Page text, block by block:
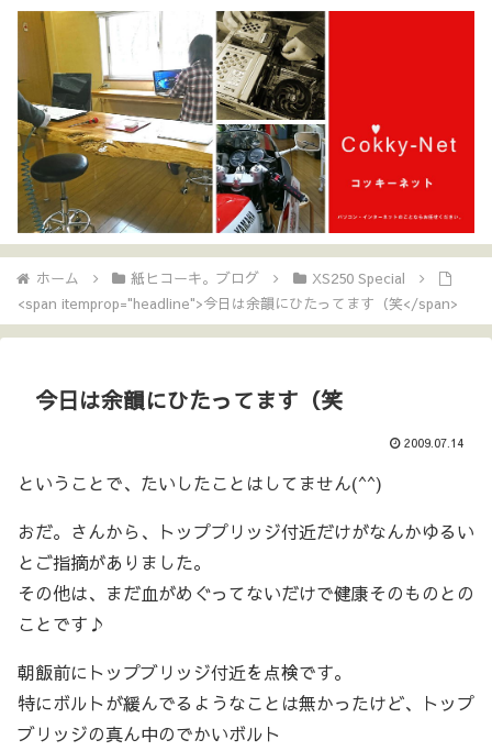
ホーム 紙ヒコーキ。ブログ
XS250 Special
<span itemprop="headline">今日は余韻にひたってます（笑</span>
今日は余韻にひたってます（笑
2009.07.14
ということで、たいしたことはしてません(^^)
おだ。さんから、トッププリッジ付近だけがなんかゆるい
とご指摘がありました。
その他は、まだ血がめぐってないだけで健康そのものとの
ことです♪
朝飯前にトップブリッジ付近を点検です。
特にボルトが緩んでるようなことは無かったけど、トップ
ブリッジの真ん中のでかいボルト